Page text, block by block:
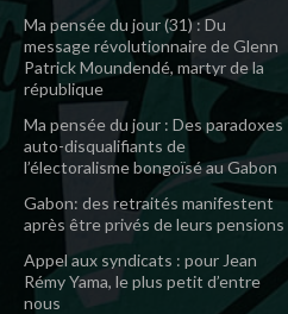
Ma pensée du jour (31) : Du
message révolutionnaire de Glenn
Patrick Moundendé, martyr de la
république
Ma pensée du jour : Des paradoxes
auto-disqualifiants de
l’électoralisme bongoïsé au Gabon
Gabon: des retraités manifestent
après être privés de leurs pensions
Appel aux syndicats : pour Jean
Rémy Yama, le plus petit d’entre
nous